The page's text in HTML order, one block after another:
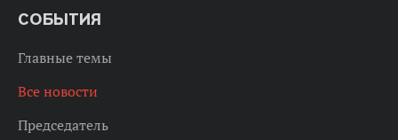
СОБЫТИЯ
Главные темы
Все новости
Председатель